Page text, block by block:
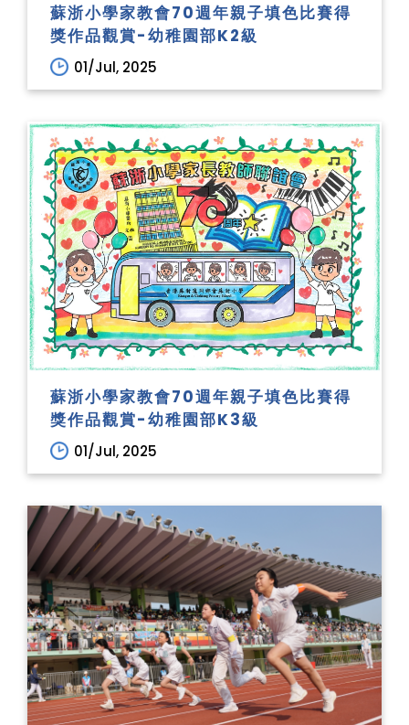
蘇浙小學家教會70週年親子填色比賽得
獎作品觀賞-幼稚園部K2級
01/Jul, 2025
蘇浙小學家教會70週年親子填色比賽得
獎作品觀賞-幼稚園部K3級
01/Jul, 2025